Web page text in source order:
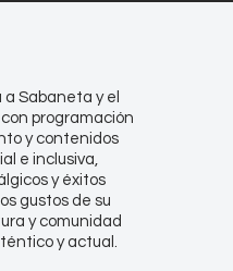
a Sabaneta y el
programación
y contenidos
e inclusiva,
y éxitos
gustos de su
y comunidad
y actual.